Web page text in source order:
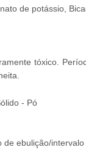
de potássio,
tóxico.
- Pó
de ebulição/